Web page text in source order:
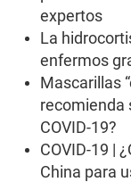
expertos
La
enfermos
Mascarillas
recomienda
COVID-19?
COVID-19 |
China para